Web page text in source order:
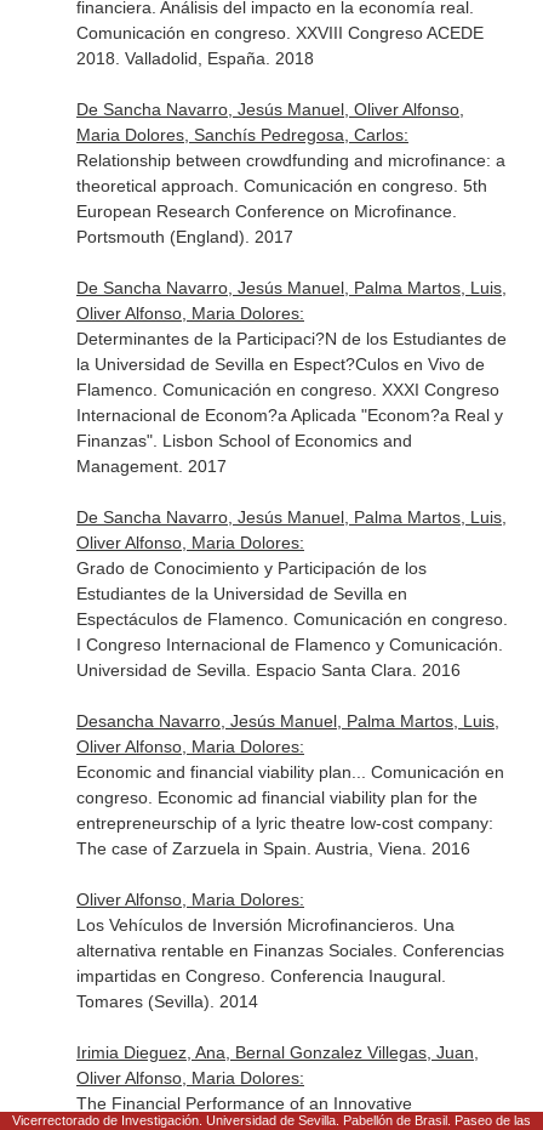
financiera. Análisis del impacto en la economía real.
Comunicación en congreso. XXVIII Congreso ACEDE
2018. Valladolid, España. 2018
De Sancha Navarro, Jesús Manuel, Oliver Alfonso,
Maria Dolores, Sanchís Pedregosa, Carlos:
Relationship between crowdfunding and microfinance: a
theoretical approach. Comunicación en congreso. 5th
European Research Conference on Microfinance.
Portsmouth (England). 2017
De Sancha Navarro, Jesús Manuel, Palma Martos, Luis,
Oliver Alfonso, Maria Dolores:
Determinantes de la Participaci?N de los Estudiantes de
la Universidad de Sevilla en Espect?Culos en Vivo de
Flamenco. Comunicación en congreso. XXXI Congreso
Internacional de Econom?a Aplicada "Econom?a Real y
Finanzas". Lisbon School of Economics and
Management. 2017
De Sancha Navarro, Jesús Manuel, Palma Martos, Luis,
Oliver Alfonso, Maria Dolores:
Grado de Conocimiento y Participación de los
Estudiantes de la Universidad de Sevilla en
Espectáculos de Flamenco. Comunicación en congreso.
I Congreso Internacional de Flamenco y Comunicación.
Universidad de Sevilla. Espacio Santa Clara. 2016
Desancha Navarro, Jesús Manuel, Palma Martos, Luis,
Oliver Alfonso, Maria Dolores:
Economic and financial viability plan... Comunicación en
congreso. Economic ad financial viability plan for the
entrepreneurschip of a lyric theatre low-cost company:
The case of Zarzuela in Spain. Austria, Viena. 2016
Oliver Alfonso, Maria Dolores:
Los Vehículos de Inversión Microfinancieros. Una
alternativa rentable en Finanzas Sociales. Conferencias
impartidas en Congreso. Conferencia Inaugural.
Tomares (Sevilla). 2014
Irimia Dieguez, Ana, Bernal Gonzalez Villegas, Juan,
Oliver Alfonso, Maria Dolores:
The Financial Performance of an Innovative
Vicerrectorado de Investigación. Universidad de Sevilla. Pabellón de Brasil. Paseo de las